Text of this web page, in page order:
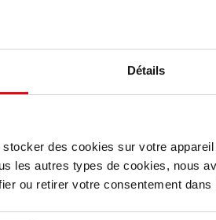
Détails
des cookies sur votre
les autres types de cookies, nous
ou retirer votre consentement